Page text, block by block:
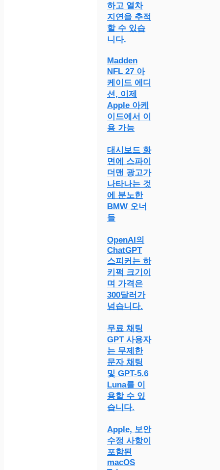
하고 열차
지연을 추적
할 수 있습
니다.
Madden
NFL 27 아
케이드 에디
션, 이제
Apple 아케
이드에서 이
용 가능
대시보드 화
면에 스파이
더맨 광고가
나타나는 것
에 분노한
BMW 오너
들
OpenAI의
ChatGPT
스피커는 하
키퍽 크기이
며 가격은
300달러가
넘습니다.
무료 채팅
GPT 사용자
는 무제한
문자 채팅
및 GPT-5.6
Luna를 이
용할 수 있
습니다.
Apple, 보안
수정 사항이
포함된
macOS